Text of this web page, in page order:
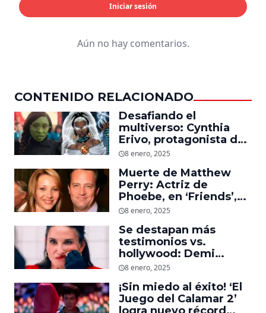
Iniciar sesión
Aún no hay comentarios.
CONTENIDO RELACIONADO
Desafiando el
multiverso: Cynthia
Erivo, protagonista de
‘Wicked’, quiere ser
8 enero, 2025
Muerte de Matthew
Perry: Actriz de
Phoebe, en ‘Friends’,
descubre un emotivo
dejó
8 enero, 2025
Se destapan más
testimonios vs.
hollywood: Demi
Moore, protagonista de
daño que le hizo la
industria a su cuerpo
8 enero, 2025
¡Sin miedo al éxito! ‘El
Juego del Calamar 2’